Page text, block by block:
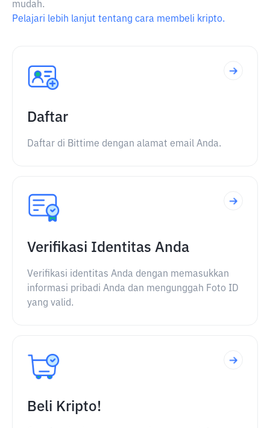
mudah.
Pelajari lebih lanjut tentang cara membeli kripto.
Daftar
Daftar di Bittime dengan alamat email Anda.
Verifikasi Identitas Anda
Verifikasi identitas Anda dengan memasukkan
informasi pribadi Anda dan mengunggah Foto ID
yang valid.
Beli Kripto!